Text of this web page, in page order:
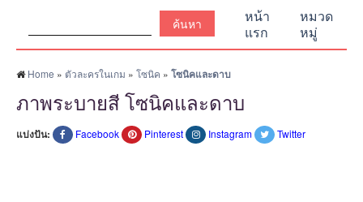
หน้า
แรก
หมวด
หมู่
Home » ตัวละครในเกม » โซนิค » โซนิคและดาบ
ภาพระบายสี โซนิคและดาบ
แบ่งปัน: Facebook Pinterest Instagram Twitter